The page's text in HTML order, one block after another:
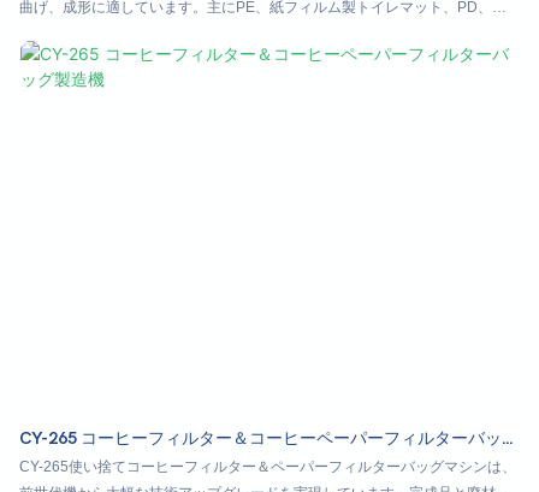
曲げ、成形に適しています。主にPE、紙フィルム製トイレマット、PD、
製品の製造に使用されます。
CY-265 コーヒーフィルター＆コーヒーペーパーフィルターバッグ
製造機
CY-265使い捨てコーヒーフィルター＆ペーパーフィルターバッグマシンは、